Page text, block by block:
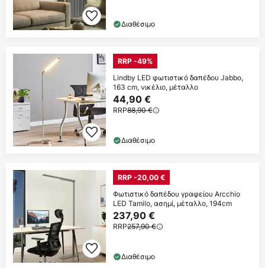
Διαθέσιμο
RRP -49%
Lindby LED φωτιστικό δαπέδου Jabbo,
163 cm, νικέλιο, μέταλλο
44,90 €
RRP88,90 €
Διαθέσιμο
RRP -20,00 €
Φωτιστικό δαπέδου γραφείου Arcchio
LED Tamilo, ασημί, μέταλλο, 194cm
237,90 €
RRP257,90 €
Διαθέσιμο